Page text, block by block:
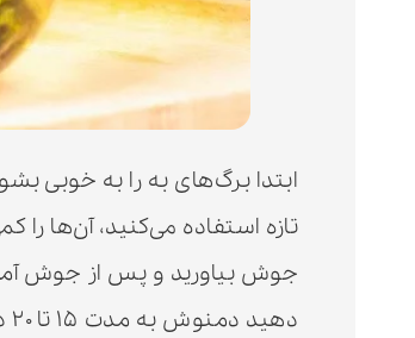
ابتدا برگ‌های به را به خوبی
تازه استفاده می‌کنید، آن‌ها را
جوش بیاورید و پس از جوش